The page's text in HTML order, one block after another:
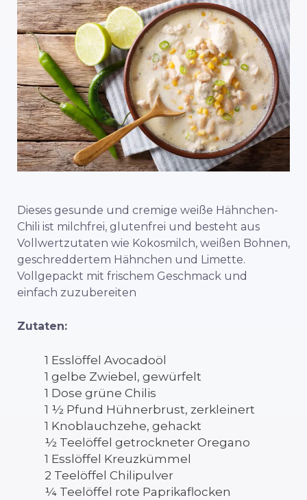
Dieses gesunde und cremige weiße Hähnchen-
Chili ist milchfrei, glutenfrei und besteht aus
Vollwertzutaten wie Kokosmilch, weißen Bohnen,
geschreddertem Hähnchen und Limette.
Vollgepackt mit frischem Geschmack und
einfach zuzubereiten
Zutaten:
1 Esslöffel Avocadoöl
1 gelbe Zwiebel, gewürfelt
1 Dose grüne Chilis
1 ½ Pfund Hühnerbrust, zerkleinert
1 Knoblauchzehe, gehackt
½ Teelöffel getrockneter Oregano
1 Esslöffel Kreuzkümmel
2 Teelöffel Chilipulver
¼ Teelöffel rote Paprikaflocken